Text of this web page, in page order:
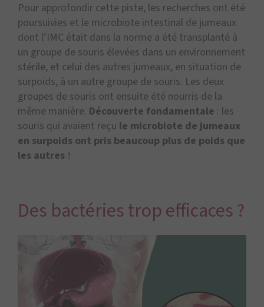
Pour approfondir cette piste, les recherches ont été
poursuivies et le microbiote intestinal de jumeaux
dont l’IMC était dans la norme a été transplanté à
un groupe de souris élevées dans un environnement
stérile, et celui des autres jumeaux, en situation de
surpoids, à un autre groupe de souris. Les deux
groupes de souris ont ensuite été nourris de la
même manière. Découverte fondamentale : les
souris qui avaient reçu le microbiote de jumeaux
en surpoids ont pris beaucoup plus de poids que
les autres !
Des bactéries trop efficaces ?